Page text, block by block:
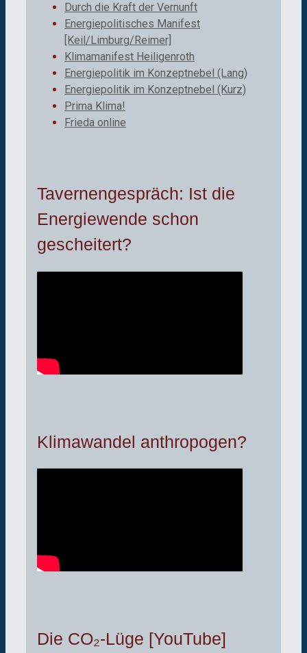
Durch die Kraft der Vernunft
Energiepolitisches Manifest
[Keil/Limburg/Reimer]
Klimamanifest Heiligenroth
Energiepolitik im Konzeptnebel (Lang)
Energiepolitik im Konzeptnebel (Kurz)
Prima Klima!
Frieda online
Tavernengespräch: Ist die
Energiewende schon
gescheitert?
Klimawandel anthropogen?
Die CO₂-Lüge [YouTube]